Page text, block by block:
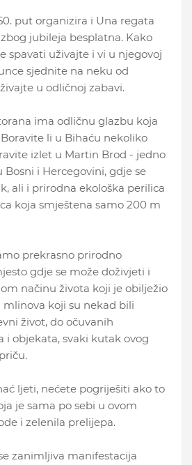
put organizira i Una regata
jubileja besplatna. Kako
spavati uživajte i vi u njegovoj
sjednite na neku od
u odličnoj zabavi.
ima odličnu glazbu koja
li u Bihaću nekoliko
izlet u Martin Brod - jedno
Bosni i Hercegovini, gdje se
ali i prirodna ekološka perilica
koja smještena samo 200 m
prekrasno prirodno
gdje se može doživjeti i
načinu života koji je obilježio
mlinova koji su nekad bili
život, do očuvanih
i objekata, svaki kutak ovog
ljeti, nećete pogriješiti ako to
je sama po sebi u ovom
i zelenila prelijepa.
zanimljiva manifestacija